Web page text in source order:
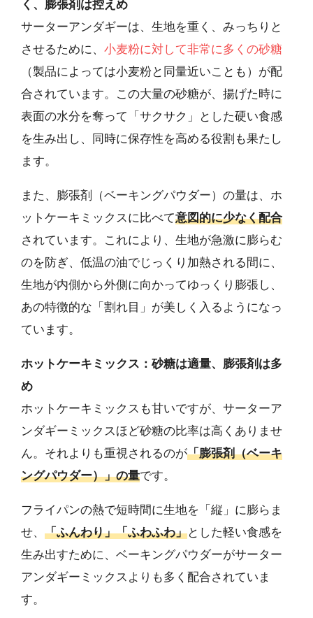
く、膨張剤は控えめ
サーターアンダギーは、生地を重く、みっちりと
させるために、 小麦粉に対して非常に多くの砂糖
（製品によっては小麦粉と同量近いことも）が配
合されています。この大量の砂糖が、揚げた時に
表面の水分を奪って「サクサク」とした硬い食感
を生み出し、同時に保存性を高める役割も果たし
ます。
また、膨張剤（ベーキングパウダー）の量は、ホ
ットケーキミックスに比べて意図的に少なく配合
されています。これにより、生地が急激に膨らむ
のを防ぎ、低温の油でじっくり加熱される間に、
生地が内側から外側に向かってゆっくり膨張し、
あの特徴的な「割れ目」が美しく入るようになっ
ています。
ホットケーキミックス：砂糖は適量、膨張剤は多
め
ホットケーキミックスも甘いですが、サーターア
ンダギーミックスほど砂糖の比率は高くありませ
ん。それよりも重視されるのが「膨張剤（ベーキ
ングパウダー）」の量です。
フライパンの熱で短時間に生地を「縦」に膨らま
せ、 「ふんわり」「ふわふわ」とした軽い食感を
生み出すために、ベーキングパウダーがサーター
アンダギーミックスよりも多く配合されていま
す。